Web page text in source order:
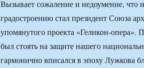
Вызывает сожаление и недоумение, что
градостроению стал президент Союза
упомянутого проекта «Геликон-опера».
был стоять на защите нашего
гармонично вписался в эпоху Лужкова